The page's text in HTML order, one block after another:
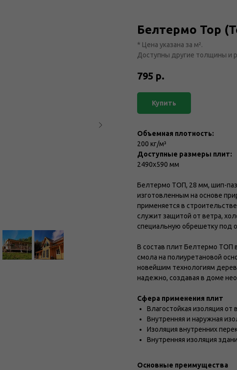
Белтермо Top
* Цена указана за м².
Доступны другие толщины и
795 р.
Купить
Объемная плотность:
200 кг/м³
Доступные размеры плит:
2490х590 мм
Белтермо ТОП, 28 мм, шип-
изготовленным на основе
применяется в
служит защитой от ветра,
специальную обрешетку под
В состав плит Белтермо ТОП
смола на полиуретановой
новейшим технологиям
надежно, создавая в доме
Сфера применения плит
Влагостойкая изоляция
Внутренняя и наружная
Изоляция внутренних
Внутренняя изоляция
Основные преимущества